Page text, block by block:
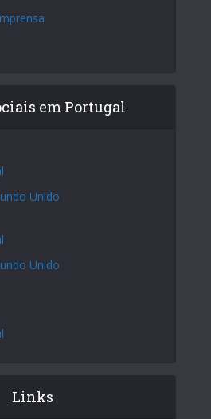
em Portugal
Unido
Unido
Links